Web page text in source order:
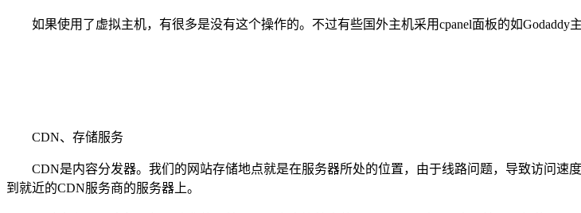
如果使用了虚拟主机，有很多是没有这个操作的。不过有些国外主机采用cpanel面板的如Godaddy
CDN、存储服务
CDN是内容分发器。我们的网站存储地点就是在服务器所处的位置，由于线路问题，导致访问速
到就近的CDN服务商的服务器上。